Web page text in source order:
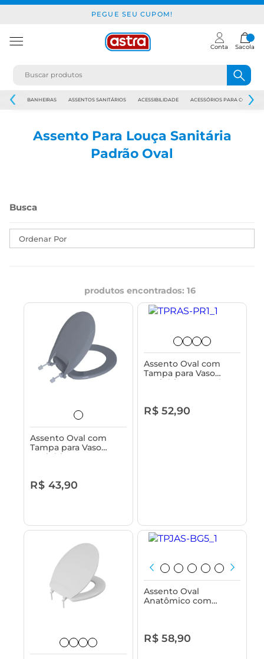
PEGUE SEU CUPOM!
Conta Sacola
JAPI BANHEIRAS ASSENTOS SANITÁRIOS ACESSIBILIDADE ACESSÓRIOS PARA
Assento Para Louça Sanitária
Padrão Oval
Ordenar Por
produtos encontrados: 16
Assento Oval com
Tampa para Vaso
Sanitário Astra - Pop
R$ 43,90
Assento Oval com
Tampa para Vaso
Sanitário Astra - Plus
R$ 52,90
Assento Oval
Anatômico com
R$ 58,90